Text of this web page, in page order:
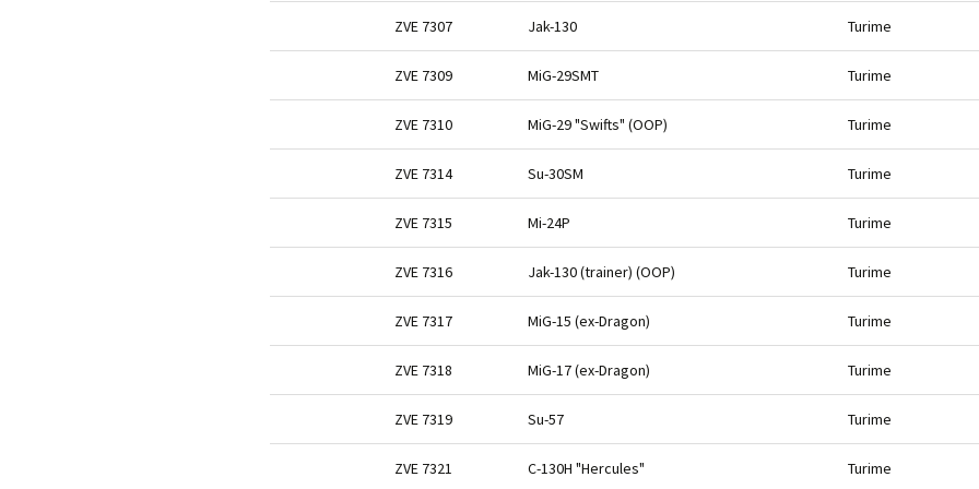
ZVE 7307 Jak-130 Turime
ZVE 7309 MiG-29SMT Turime
ZVE 7310 MiG-29 "Swifts" (OOP) Turime
ZVE 7314 Su-30SM Turime
ZVE 7315 Mi-24P Turime
ZVE 7316 Jak-130 (trainer) (OOP) Turime
ZVE 7317 MiG-15 (ex-Dragon) Turime
ZVE 7318 MiG-17 (ex-Dragon) Turime
ZVE 7319 Su-57 Turime
ZVE 7321 C-130H "Hercules" Turime